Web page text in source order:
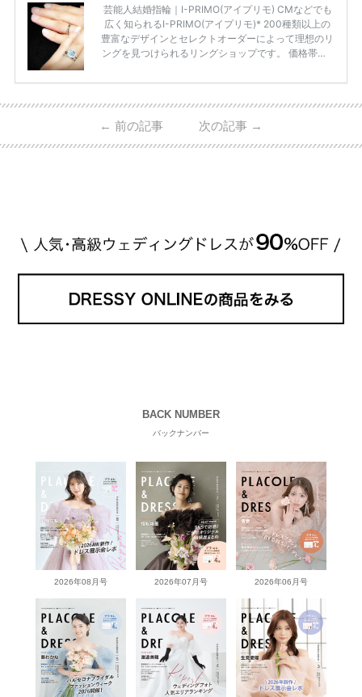
芸能人結婚指輪｜I-PRIMO(アイプリモ) CMなどでも
広く知られるI-PRIMO(アイプリモ)* 200種類以上の
豊富なデザインとセレクトオーダーによって理想のリ
ングを見つけられるリングショップです。 価格帯は2
入が可能♩ コスパ的にも20代の若い夫婦に人気のよ
ビ 系 にて10月5日22時～スタートする水曜ドラマ『
#ファーストペンギン! 』で山藤 そよ役を演じます💁🏻‍♀️
← 前の記事 次の記事 →
BACK NUMBER
バックナンバー
2026年08月号 2026年07月号 2026年06月号